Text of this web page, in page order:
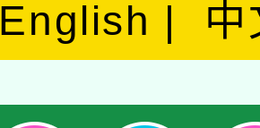
English 中